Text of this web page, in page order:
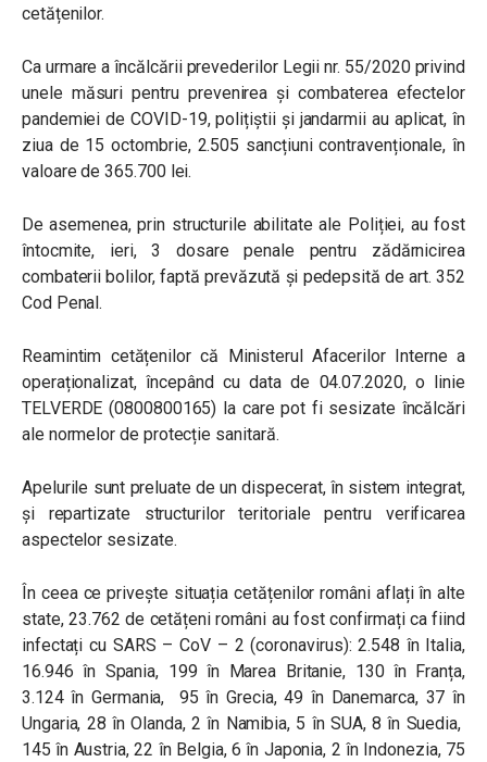
cetățenilor.
Ca urmare a încălcării prevederilor Legii nr. 55/2020 privind
unele măsuri pentru prevenirea și combaterea efectelor
pandemiei de COVID-19, polițiștii și jandarmii au aplicat, în
ziua de 15 octombrie, 2.505 sancțiuni contravenționale, în
valoare de 365.700 lei.
De asemenea, prin structurile abilitate ale Poliției, au fost
întocmite, ieri, 3 dosare penale pentru zădărnicirea
combaterii bolilor, faptă prevăzută și pedepsită de art. 352
Cod Penal.
Reamintim cetățenilor că Ministerul Afacerilor Interne a
operaționalizat, începând cu data de 04.07.2020, o linie
TELVERDE (0800800165) la care pot fi sesizate încălcări
ale normelor de protecție sanitară.
Apelurile sunt preluate de un dispecerat, în sistem integrat,
și repartizate structurilor teritoriale pentru verificarea
aspectelor sesizate.
În ceea ce privește situația cetățenilor români aflați în alte
state, 23.762 de cetățeni români au fost confirmați ca fiind
infectați cu SARS – CoV – 2 (coronavirus): 2.548 în Italia,
16.946 în Spania, 199 în Marea Britanie, 130 în Franța,
3.124 în Germania, 95 în Grecia, 49 în Danemarca, 37 în
Ungaria, 28 în Olanda, 2 în Namibia, 5 în SUA, 8 în Suedia,
145 în Austria, 22 în Belgia, 6 în Japonia, 2 în Indonezia, 75